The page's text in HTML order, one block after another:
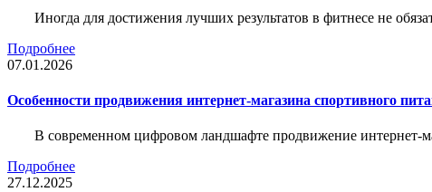
Иногда для достижения лучших результатов в фитнесе не
Подробнее
07.01.2026
Особенности продвижения интернет-магазина спортивного
В современном цифровом ландшафте продвижение интернет-
Подробнее
27.12.2025